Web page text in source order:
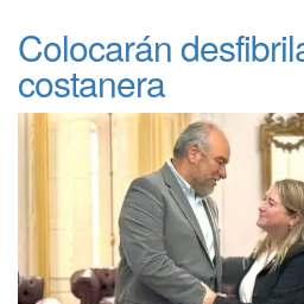
Colocarán
costanera